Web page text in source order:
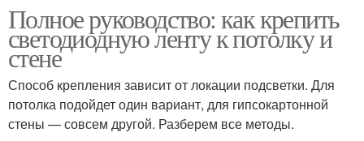
Полное руководство: как крепить
светодиодную ленту к потолку и
стене
Способ крепления зависит от локации подсветки. Для
потолка подойдет один вариант, для гипсокартонной
стены — совсем другой. Разберем все методы.